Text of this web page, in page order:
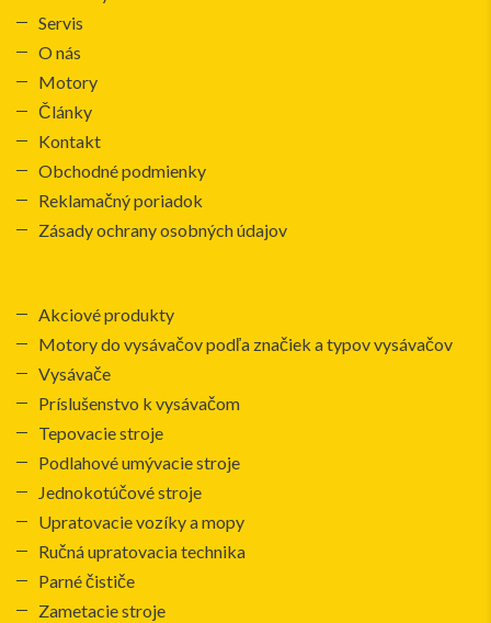
Servis
O nás
Motory
Články
Kontakt
Obchodné podmienky
Reklamačný poriadok
Zásady ochrany osobných údajov
Akciové produkty
Motory do vysávačov podľa značiek a typov vysávačov
Vysávače
Príslušenstvo k vysávačom
Tepovacie stroje
Podlahové umývacie stroje
Jednokotúčové stroje
Upratovacie vozíky a mopy
Ručná upratovacia technika
Parné čističe
Zametacie stroje